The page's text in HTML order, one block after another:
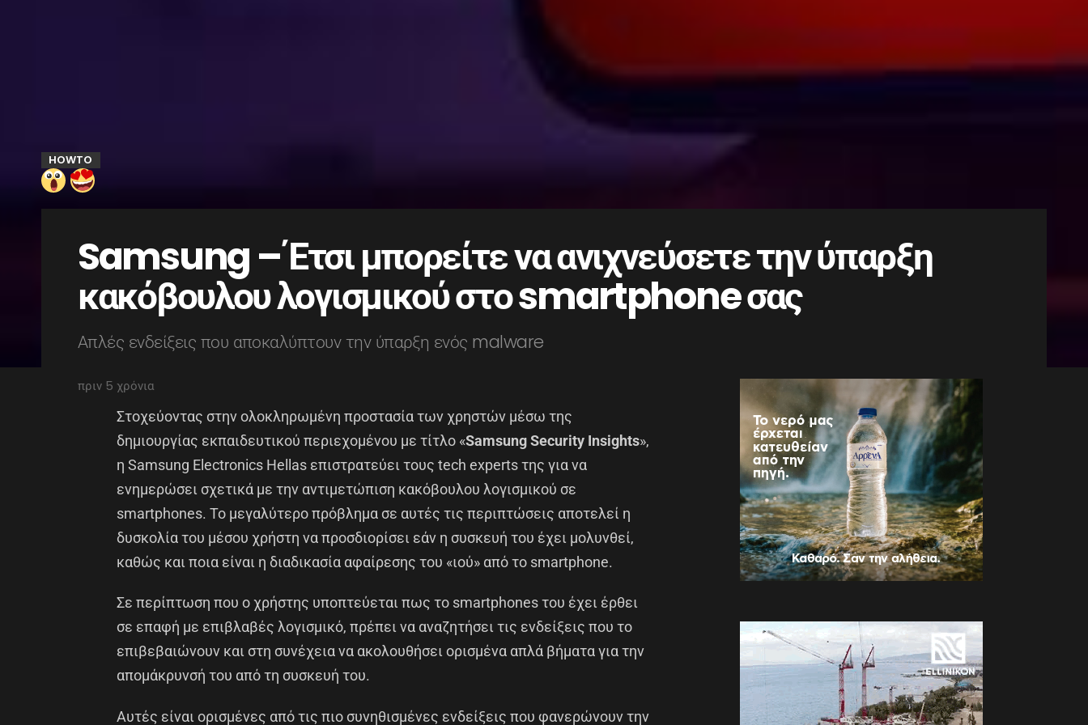
HOWTO
Samsung – Έτσι μπορείτε να ανιχνεύσετε την ύπαρξη
κακόβουλου λογισμικού στο smartphone σας
Απλές ενδείξεις που αποκαλύπτουν την ύπαρξη ενός malware
πριν 5 χρόνια
Στοχεύοντας στην ολοκληρωμένη προστασία των χρηστών μέσω της
δημιουργίας εκπαιδευτικού περιεχομένου με τίτλο «Samsung Security Insights»,
η Samsung Electronics Hellas επιστρατεύει τους tech experts της για να
ενημερώσει σχετικά με την αντιμετώπιση κακόβουλου λογισμικού σε
smartphones. Το μεγαλύτερο πρόβλημα σε αυτές τις περιπτώσεις αποτελεί η
δυσκολία του μέσου χρήστη να προσδιορίσει εάν η συσκευή του έχει μολυνθεί,
καθώς και ποια είναι η διαδικασία αφαίρεσης του «ιού» από το smartphone.
Σε περίπτωση που ο χρήστης υποπτεύεται πως το smartphones του έχει έρθει
σε επαφή με επιβλαβές λογισμικό, πρέπει να αναζητήσει τις ενδείξεις που το
επιβεβαιώνουν και στη συνέχεια να ακολουθήσει ορισμένα απλά βήματα για την
απομάκρυνσή του από τη συσκευή του.
Αυτές είναι ορισμένες από τις πιο συνηθισμένες ενδείξεις που φανερώνουν την